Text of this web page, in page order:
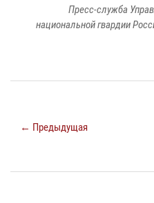
Пресс-служба
национальной гвардии
← Предыдущая